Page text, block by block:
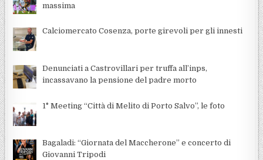
massima
Calciomercato Cosenza, porte girevoli per gli innesti
Denunciati a Castrovillari per truffa all’inps,
incassavano la pensione del padre morto
1° Meeting “Città di Melito di Porto Salvo”, le foto
Bagaladi: “Giornata del Maccherone” e concerto di
Giovanni Tripodi